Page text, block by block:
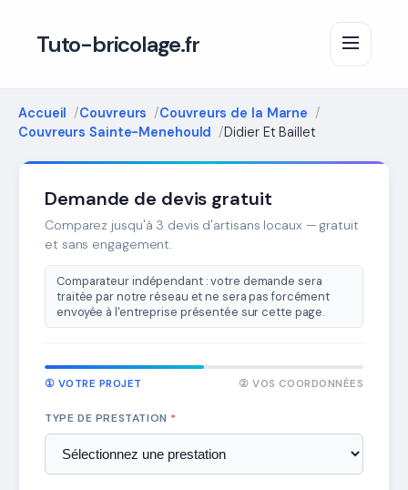
Tuto-bricolage.fr
Accueil Couvreurs
Couvreurs de la Marne
Couvreurs Sainte-Menehould
Didier Et Baillet
Demande de devis gratuit
Comparez jusqu'à 3 devis d'artisans locaux — gratuit
et sans engagement.
Comparateur indépendant : votre demande sera
traitée par notre réseau et ne sera pas forcément
envoyée à l'entreprise présentée sur cette page.
① VOTRE PROJET ② VOS COORDONNÉES
TYPE DE PRESTATION *